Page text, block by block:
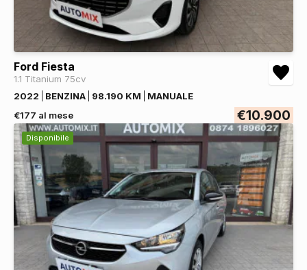
Ford Fiesta
1.1 Titanium 75cv
2022
BENZINA 98.190 KM
MANUALE
€177 al mese
€10.900
Disponibile